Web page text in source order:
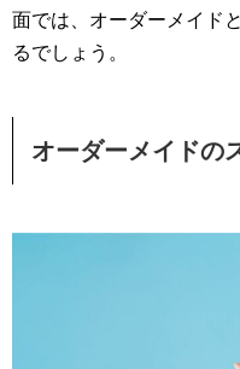
面では、オーダーメイド
るでしょう。
オーダーメイドの